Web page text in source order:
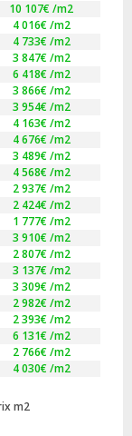
10 107€ /m2
4 016€ /m2
4 733€ /m2
3 847€ /m2
6 418€ /m2
3 866€ /m2
3 954€ /m2
4 163€ /m2
4 676€ /m2
3 489€ /m2
4 568€ /m2
2 937€ /m2
2 424€ /m2
1 777€ /m2
3 910€ /m2
2 807€ /m2
3 137€ /m2
3 309€ /m2
2 982€ /m2
2 393€ /m2
6 131€ /m2
2 766€ /m2
4 030€ /m2
m2